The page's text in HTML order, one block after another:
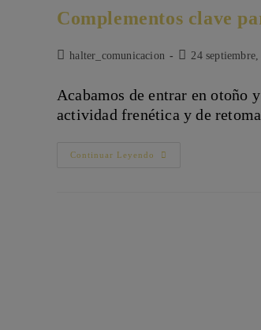
Complementos clave
Autor
la
halter_comunicacion
Publicación
24
Acabamos de entrar en otoño
actividad frenética y de
Continuar Leyendo
Complementos